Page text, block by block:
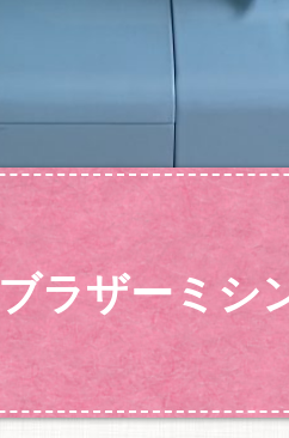
ラザーミシ